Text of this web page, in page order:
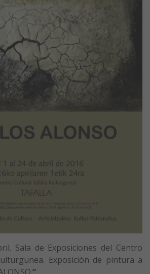
Sala de Exposiciones del Centro
Exposición de pintura a